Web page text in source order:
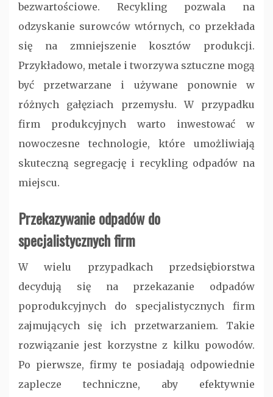
bezwartościowe. Recykling pozwala na
odzyskanie surowców wtórnych, co przekłada
się na zmniejszenie kosztów produkcji.
Przykładowo, metale i tworzywa sztuczne mogą
być przetwarzane i używane ponownie w
różnych gałęziach przemysłu. W przypadku
firm produkcyjnych warto inwestować w
nowoczesne technologie, które umożliwiają
skuteczną segregację i recykling odpadów na
miejscu.
Przekazywanie odpadów do
specjalistycznych firm
W wielu przypadkach przedsiębiorstwa
decydują się na przekazanie odpadów
poprodukcyjnych do specjalistycznych firm
zajmujących się ich przetwarzaniem. Takie
rozwiązanie jest korzystne z kilku powodów.
Po pierwsze, firmy te posiadają odpowiednie
zaplecze techniczne, aby efektywnie